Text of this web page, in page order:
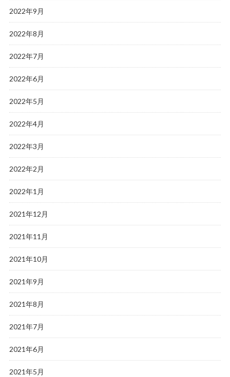
2022年9月
2022年8月
2022年7月
2022年6月
2022年5月
2022年4月
2022年3月
2022年2月
2022年1月
2021年12月
2021年11月
2021年10月
2021年9月
2021年8月
2021年7月
2021年6月
2021年5月